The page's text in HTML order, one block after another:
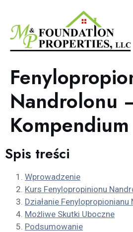
Nandrolonu
Spis treści
Wprowadzenie
Kurs Fenylopropinionu
Działanie Fenylopropionianu
Możliwe Skutki Uboczne
Podsumowanie